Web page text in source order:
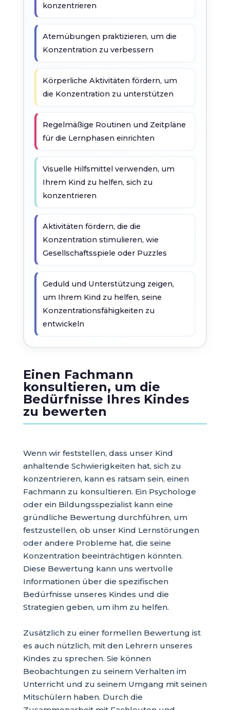
konzentrieren
Atemübungen praktizieren, um die
Konzentration zu verbessern
Körperliche Aktivitäten fördern, um
die Konzentration zu unterstützen
Regelmäßige Routinen und Zeitpläne
für die Lernphasen einrichten
Visuelle Hilfsmittel verwenden, um
Ihrem Kind zu helfen, sich zu
konzentrieren
Aktivitäten fördern, die die
Konzentration stimulieren, wie
Gesellschaftsspiele oder Puzzles
Geduld und Unterstützung zeigen,
um Ihrem Kind zu helfen, seine
Konzentrationsfähigkeiten zu
entwickeln
Einen Fachmann
konsultieren, um die
Bedürfnisse Ihres Kindes
zu bewerten
Wenn wir feststellen, dass unser Kind
anhaltende Schwierigkeiten hat, sich zu
konzentrieren, kann es ratsam sein, einen
Fachmann zu konsultieren. Ein Psychologe
oder ein Bildungsspezialist kann eine
gründliche Bewertung durchführen, um
festzustellen, ob unser Kind Lernstörungen
oder andere Probleme hat, die seine
Konzentration beeinträchtigen könnten.
Diese Bewertung kann uns wertvolle
Informationen über die spezifischen
Bedürfnisse unseres Kindes und die
Strategien geben, um ihm zu helfen.
Zusätzlich zu einer formellen Bewertung ist
es auch nützlich, mit den Lehrern unseres
Kindes zu sprechen. Sie können
Beobachtungen zu seinem Verhalten im
Unterricht und zu seinem Umgang mit seinen
Mitschülern haben. Durch die